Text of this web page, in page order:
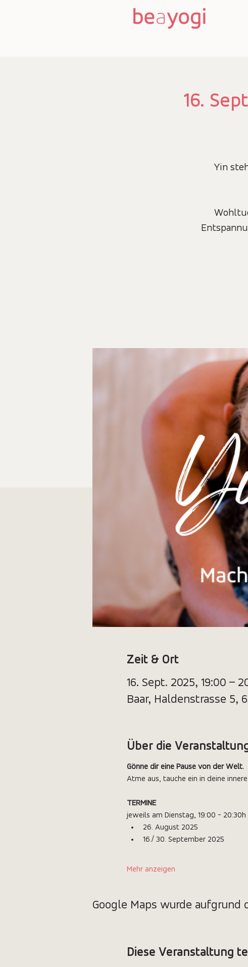
16.
Yin
Zeit & Ort
16. Sept. 2025, 19:00 –
Baar, Haldenstrasse 5,
Über die
Gönne dir eine Pause von der Welt.
Atme aus, tauche ein in deine
TERMINE
jeweils am Dienstag, 19:00 - 20:30h
26. August 2025
16./ 30. September 2025
Mehr anzeigen
Google Maps wurde
Diese Veranstaltung